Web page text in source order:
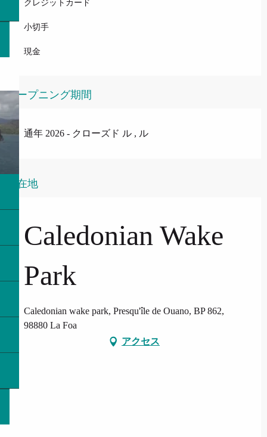
クレジットカード
小切手
現金
オープニング期間
通年 2026 - クローズド ル , ル
所在地
Caledonian Wake
Park
Caledonian wake park, Presqu'île de Ouano, BP 862,
98880 La Foa
アクセス